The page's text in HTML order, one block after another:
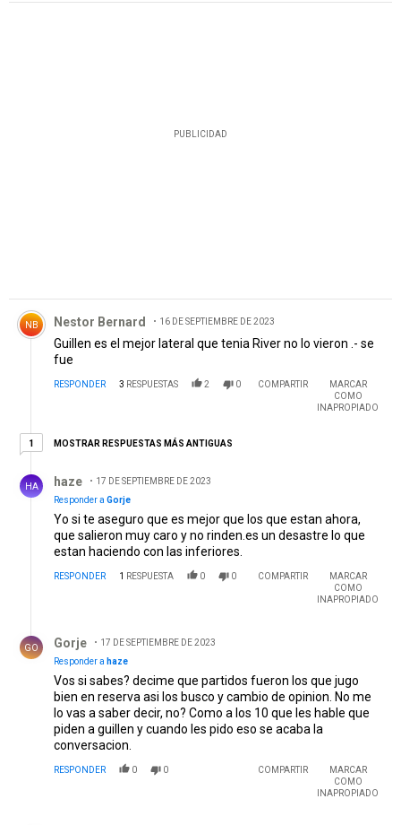
PUBLICIDAD
Comentario de Nestor Bernard.
NB Nestor Bernard 16 DE SEPTIEMBRE DE 2023
Guillen es el mejor lateral que tenia River no lo vieron .- se
fue
RESPONDER 3 RESPUESTAS 2 0 COMPARTIR
MARCAR
COMO
INAPROPIADO
11 respuesta más antiguas
MOSTRAR RESPUESTAS MÁS ANTIGUAS
HA haze
17 DE SEPTIEMBRE DE 2023
Responder a Gorje
Yo si te aseguro que es mejor que los que estan ahora,
que salieron muy caro y no rinden.es un desastre lo que
estan haciendo con las inferiores.
RESPONDER 1 RESPUESTA 0 0 COMPARTIR
MARCAR
COMO
INAPROPIADO
GO Gorje
17 DE SEPTIEMBRE DE 2023
Responder a haze
Vos si sabes? decime que partidos fueron los que jugo
bien en reserva asi los busco y cambio de opinion. No me
lo vas a saber decir, no? Como a los 10 que les hable que
piden a guillen y cuando les pido eso se acaba la
conversacion.
RESPONDER 0 0 COMPARTIR
MARCAR
COMO
INAPROPIADO